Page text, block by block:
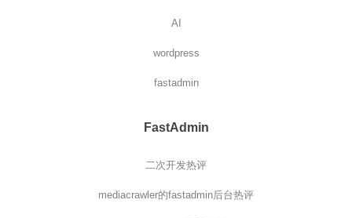
AI
wordpress
fastadmin
FastAdmin
二次开发热评
mediacrawler的fastadmin后台热评